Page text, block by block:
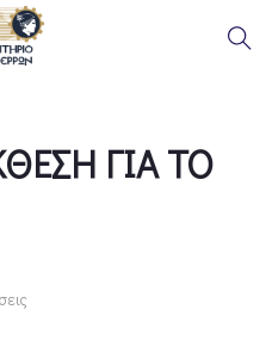
ΓΙΑ ΤΟ